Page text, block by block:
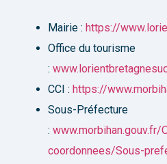
Mairie : https://
Office du tourisme
:
CCI : https://
Sous-Préfecture
:
coordonnees/Sous-